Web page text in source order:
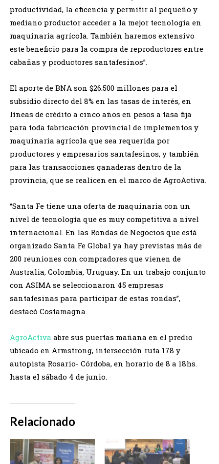
productividad, la eficencia y permitir al pequeño y
mediano productor acceder a la mejor tecnología en
maquinaria agrícola. También haremos extensivo
este beneficio para la compra de reproductores entre
cabañas y productores santafesinos”.
El aporte de BNA son $26.500 millones para el
subsidio directo del 8% en las tasas de interés, en
líneas de crédito a cinco años en pesos a tasa fija
para toda fabricación provincial de implementos y
maquinaria agrícola que sea requerida por
productores y empresarios santafesinos, y también
para las transacciones ganaderas dentro de la
provincia, que se realicen en el marco de AgroActiva.
“Santa Fe tiene una oferta de maquinaria con un
nivel de tecnología que es muy competitiva a nivel
internacional. En las Rondas de Negocios que está
organizado Santa Fe Global ya hay previstas más de
200 reuniones con compradores que vienen de
Australia, Colombia, Uruguay. En un trabajo conjunto
con ASIMA se seleccionaron 45 empresas
santafesinas para participar de estas rondas”,
destacó Costamagna.
AgroActiva abre sus puertas mañana en el predio
ubicado en Armstrong, intersección ruta 178 y
autopista Rosario- Córdoba, en horario de 8 a 18hs.
hasta el sábado 4 de junio.
Relacionado